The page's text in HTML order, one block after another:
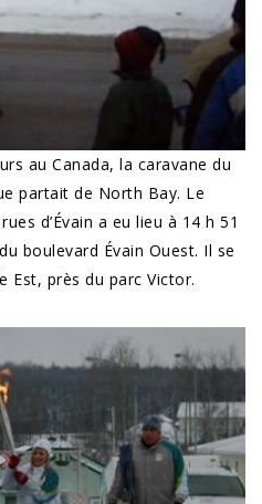
au Canada, la caravane du
partait de North Bay. Le
d’Évain a eu lieu à 14 h 51
boulevard Évain Ouest. Il se
Est, près du parc Victor.